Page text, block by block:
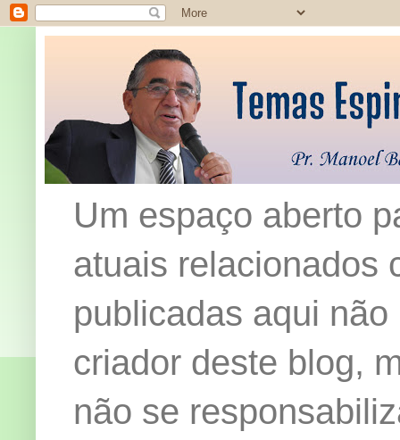
Um espaço aberto
atuais relacionados
publicadas aqui
criador deste blog,
não se